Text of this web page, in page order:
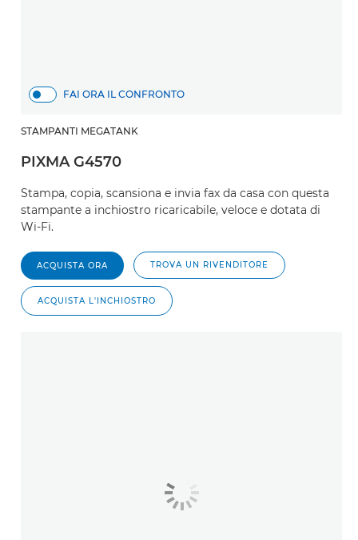
FAI ORA IL CONFRONTO
STAMPANTI MEGATANK
PIXMA G4570
Stampa, copia, scansiona e invia fax da casa con questa
stampante a inchiostro ricaricabile, veloce e dotata di
Wi-Fi.
ACQUISTA ORA TROVA UN RIVENDITORE
ACQUISTA L'INCHIOSTRO